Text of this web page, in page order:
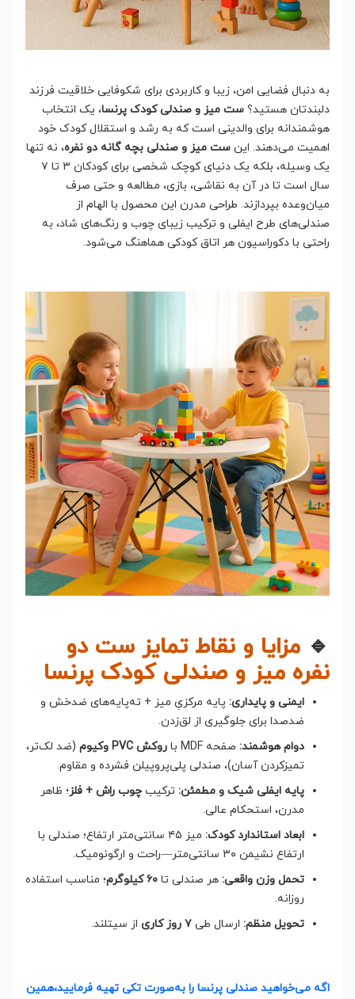
به دنبال فضایی امن، زیبا و کاربردی برای شکوفایی خلاقیت فرزند
دلبندتان هستید؟ ست میز و صندلی کودک پرنسا، یک انتخاب
هوشمندانه برای والدینی است که به رشد و استقلال کودک خود
اهمیت می‌دهند. این ست میز و صندلی بچه گانه دو نفره، نه تنها
یک وسیله، بلکه یک دنیای کوچک شخصی برای کودکان ۳ تا ۷
سال است تا در آن به نقاشی، بازی، مطالعه و حتی صرف
میان‌وعده بپردازند. طراحی مدرن این محصول با الهام از
صندلی‌های طرح ایفلی و ترکیب زیبای چوب و رنگ‌های شاد، به
راحتی با دکوراسیون هر اتاق کودکی هماهنگ می‌شود.
🔹 مزایا و نقاط تمایز ست دو
نفره میز و صندلی کودک پرنسا
ایمنی و پایداری: پایه مرکزیِ میز + ته‌پایه‌های ضدخش و
ضدصدا برای جلوگیری از لق‌زدن.
دوام هوشمند: صفحه MDF با روکش PVC وکیوم
(ضد لک‌تر،
تمیزکردن آسان)، صندلی پلی‌پروپیلن فشرده و مقاوم.
پایه ایفلی شیک و مطمئن: ترکیب چوب راش + فلز؛ ظاهر
مدرن، استحکام عالی.
ابعاد استاندارد کودک:
میز ۴۵ سانتی‌متر ارتفاع؛ صندلی با
ارتفاع نشیمن ۳۰ سانتی‌متر—راحت و ارگونومیک.
تحمل وزن واقعی: هر صندلی تا ۶۰ کیلوگرم
؛ مناسب استفاده
روزانه.
تحویل منظم: ارسال طی ۷ روز کاری از سیتلند.
اگه می‌خواهیدصندلی پرنسا را به‌صورت تکی تهیه فرمایید،‌همین